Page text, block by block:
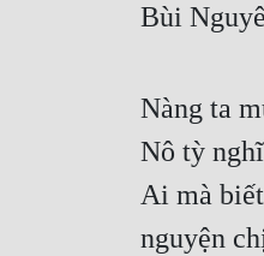
Bùi
Nàng ta
Nô tỳ
Ai mà
nguyện